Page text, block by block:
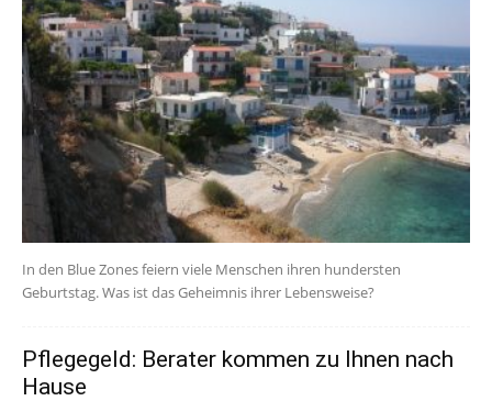
In den Blue Zones feiern viele Menschen ihren hundersten
Geburtstag. Was ist das Geheimnis ihrer Lebensweise?
Pflegegeld: Berater kommen zu Ihnen nach
Hause